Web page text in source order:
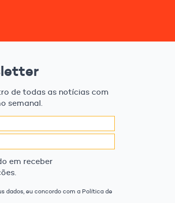
de todas as notícias com
semanal.
em receber
dados, eu concordo com a Política de